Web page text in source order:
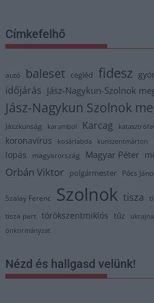
Címkefelhő
autó baleset cegléd fidesz
időjárás Jász-Nagykun-Szolnok
Jász-Nagykun Szolnok
Jászkunság karambol Karcag
koronavírus kosárlabda kunszentmárton
lopás magyarország Magyar Péter
Orbán Viktor polgármester Pócs
Szalay Ferenc Szolnok tisza
tisza part törökszentmiklós tűz ukrajna
önkormányzat
Nézd és hallgasd velünk!